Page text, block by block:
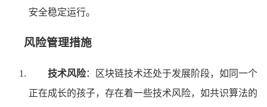
安全稳定运行。
风险管理措施
技术风险：区块链技术还处于发展阶段，如同一个
正在成长的孩子，存在着一些技术风险，如共识算法的